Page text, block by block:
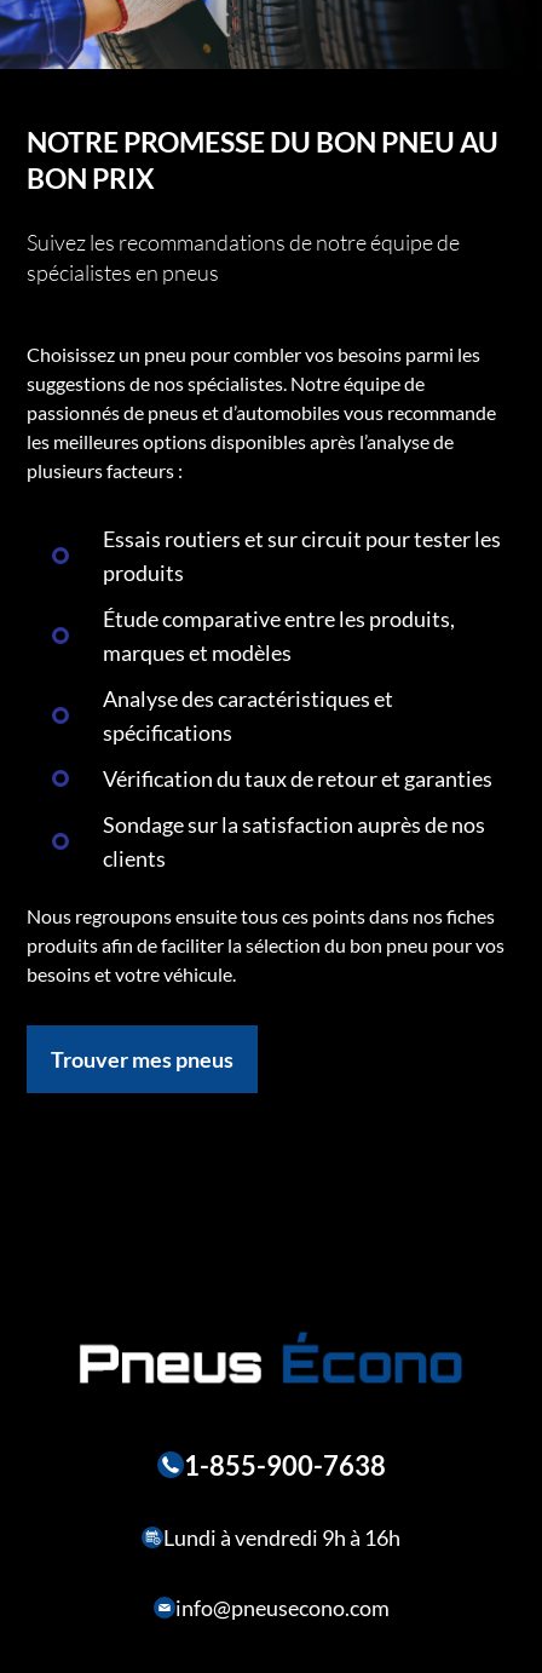
NOTRE PROMESSE DU BON PNEU AU
BON PRIX
Suivez les recommandations de notre équipe de
spécialistes en pneus
Choisissez un pneu pour combler vos besoins parmi les
suggestions de nos spécialistes. Notre équipe de
passionnés de pneus et d’automobiles vous recommande
les meilleures options disponibles après l’analyse de
plusieurs facteurs :
Essais routiers et sur circuit pour tester les
produits
Étude comparative entre les produits,
marques et modèles
Analyse des caractéristiques et
spécifications
Vérification du taux de retour et garanties
Sondage sur la satisfaction auprès de nos
clients
Nous regroupons ensuite tous ces points dans nos fiches
produits afin de faciliter la sélection du bon pneu pour vos
besoins et votre véhicule.
Trouver mes pneus
1-855-900-7638
Lundi à vendredi 9h à 16h
info@pneusecono.com